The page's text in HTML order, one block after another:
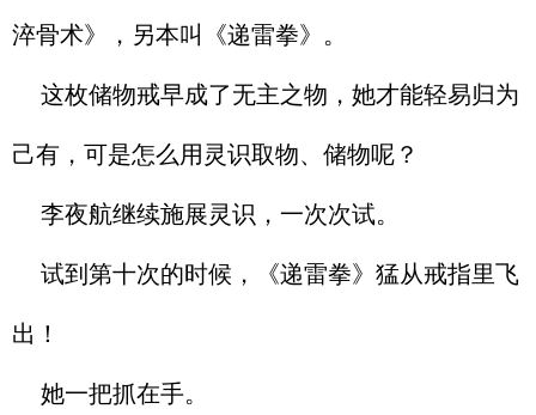
淬骨术》，另本叫《递雷拳》。
这枚储物戒早成了无主之物，她才能轻易归为
己有，可是怎么用灵识取物、储物呢？
李夜航继续施展灵识，一次次试。
试到第十次的时候，《递雷拳》猛从戒指里飞
出！
她一把抓在手。